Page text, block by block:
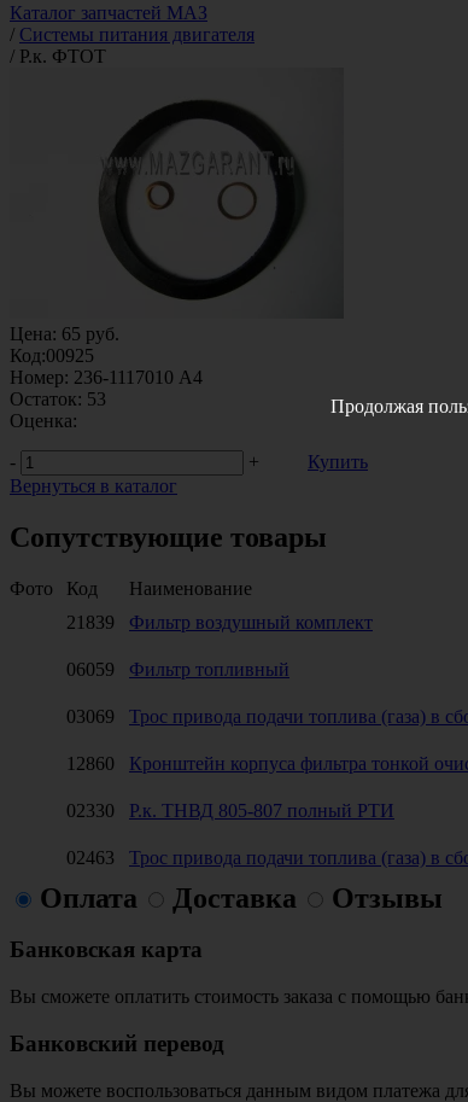
Каталог запчастей МАЗ
/ Системы питания двигателя
/ Р.к. ФТОТ
Цена: 65 руб.
Код:00925
Номер: 236-1117010 А4
Остаток: 53
Оценка:
-
+
Купить
Вернуться в каталог
Сопутствующие товары
Фото Код Наименование
21839
Фильтр воздушный комплект
06059
Фильтр топливный
03069
Трос привода подачи топлива (газа) в
12860
Кронштейн корпуса фильтра тонкой
02330
Р.к. ТНВД 805-807 полный РТИ
02463
Трос привода подачи топлива (газа) в
Оплата Доставка Отзывы
Банковская карта
Вы сможете оплатить стоимость заказа с помощью
Банковский перевод
Вы можете воспользоваться данным видом платежа
Продолжая